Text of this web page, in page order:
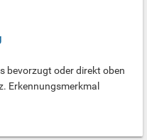
bevorzugt oder direkt oben
Erkennungsmerkmal